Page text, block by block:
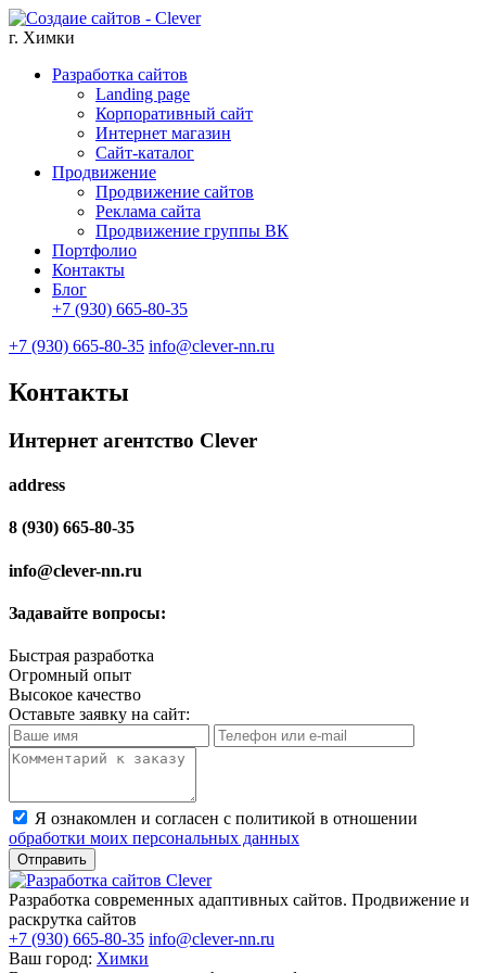
г. Химки
Разработка сайтов
Landing page
Корпоративный сайт
Интернет магазин
Сайт-каталог
Продвижение
Продвижение сайтов
Реклама сайта
Продвижение группы ВК
Портфолио
Контакты
Блог
+7 (930) 665-80-35
+7 (930) 665-80-35 info@clever-nn.ru
Контакты
Интернет агентство Clever
address
8 (930) 665-80-35
info@clever-nn.ru
Задавайте вопросы:
Быстрая разработка
Огромный опыт
Высокое качество
Оставьте заявку на сайт:
Я ознакомлен и согласен с политикой в отношении
обработки моих персональных данных
Разработка современных адаптивных сайтов. Продвижение и
раскрутка сайтов
+7 (930) 665-80-35 info@clever-nn.ru
Ваш город: Химки